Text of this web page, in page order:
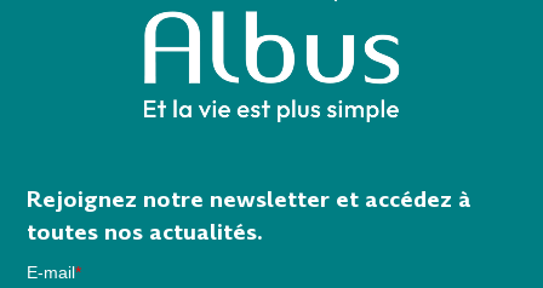
Rejoignez notre newsletter et accédez à
toutes nos actualités.